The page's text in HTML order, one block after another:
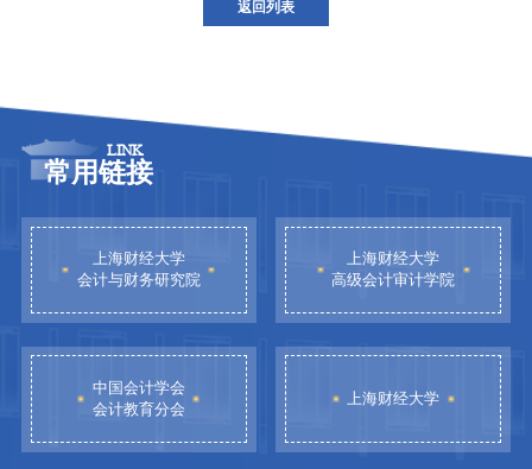
返回列表
LINK
常用链接
上海财经大学
会计与财务研究院
上海财经大学
高级会计审计学院
中国会计学会
会计教育分会
上海财经大学